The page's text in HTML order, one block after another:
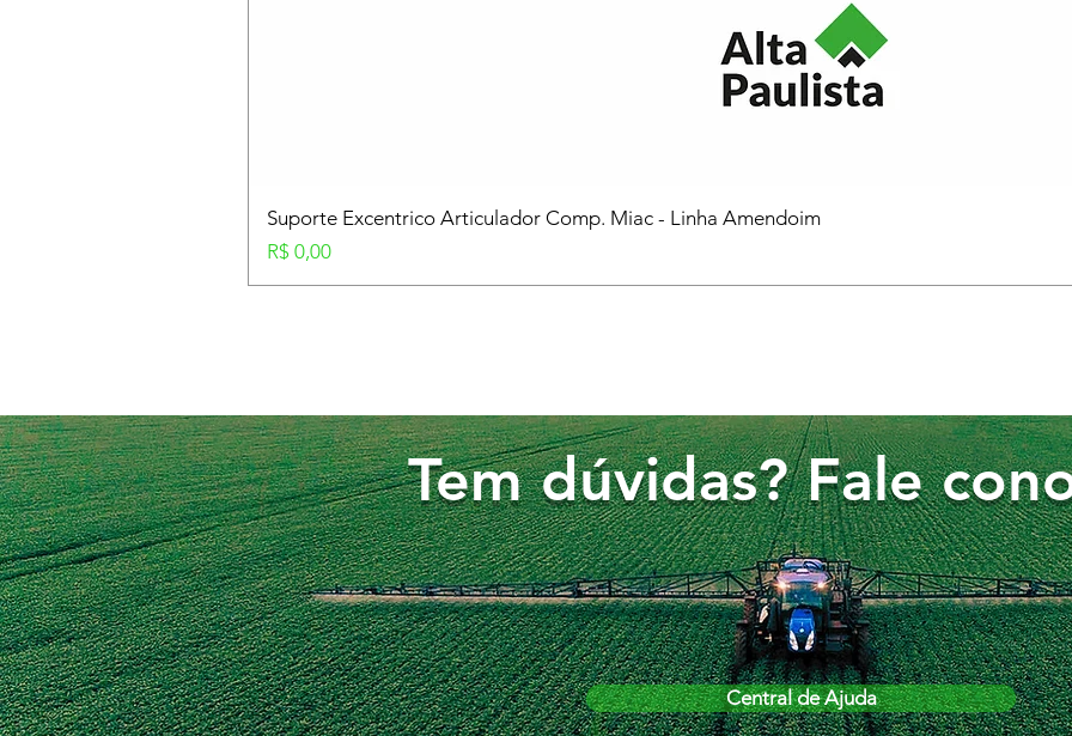
Suporte Excentrico Articulador Comp. Miac - Linha Amendoim
Preço
R$ 0,00
Tem dúvidas? Fale
Central de Ajuda